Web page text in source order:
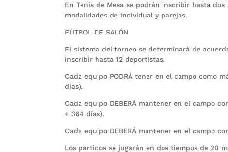
En Tenis de Mesa se podrán inscribir hasta
modalidades de individual y parejas.
FÚTBOL DE SALÓN
El sistema del torneo se determinará de
inscribir hasta 12 deportistas.
Cada equipo PODRÁ tener en el campo como
días).
Cada equipo DEBERÁ mantener en el campo
+ 364 días).
Cada equipo DEBERÁ mantener en el campo
Los partidos se jugarán en dos tiempos de 20